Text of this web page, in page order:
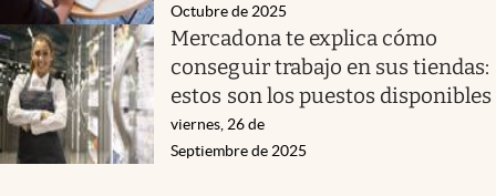
Octubre de 2025
Mercadona te explica cómo
conseguir trabajo en sus tiendas:
estos son los puestos disponibles
viernes, 26 de
Septiembre de 2025